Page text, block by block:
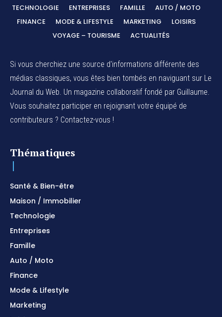
TECHNOLOGIE
ENTREPRISES FAMILLE
AUTO / MOTO
FINANCE
MODE & LIFESTYLE MARKETING
LOISIRS
VOYAGE – TOURISME
ACTUALITÉS
Si vous cherchiez une source d'informations différente des
médias classiques, vous êtes bien tombés en naviguant sur Le
Journal du Web. Un magazine collaboratif fondé par Guillaume.
Vous souhaitez participer en rejoignant votre équipé de
contributeurs ? Contactez-vous !
Thématiques
Santé & Bien-être
Maison / Immobilier
Technologie
Entreprises
Famille
Auto / Moto
Finance
Mode & Lifestyle
Marketing